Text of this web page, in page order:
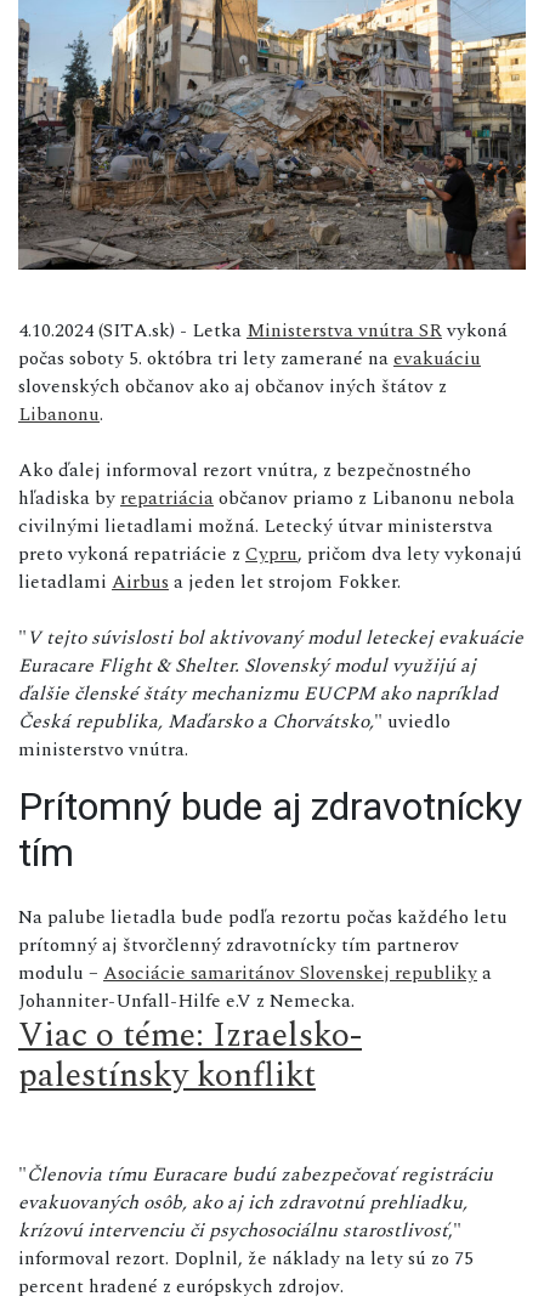
4.10.2024 (SITA.sk) - Letka Ministerstva vnútra SRvykoná
počas soboty 5. októbra tri lety zamerané naevakuáciu
slovenských občanov ako aj občanov iných štátov z
Libanonu.
Ako ďalej informoval rezort vnútra, z bezpečnostného
hľadiska by repatriáciaobčanov priamo z Libanonu nebola
civilnými lietadlami možná. Letecký útvar ministerstva
preto vykoná repatriácie z Cypru, pričom dva lety vykonajú
lietadlami Airbus a jeden let strojom Fokker.
"V tejto súvislosti bol aktivovaný modul leteckej evakuácie
Euracare Flight & Shelter. Slovenský modul využijú aj
ďalšie členské štáty mechanizmu EUCPM ako napríklad
Česká republika, Maďarsko a Chorvátsko," uviedlo
ministerstvo vnútra.
Prítomný bude aj zdravotnícky
tím
Na palube lietadla bude podľa rezortu počas každého letu
prítomný aj štvorčlenný zdravotnícky tím partnerov
modulu – Asociácie samaritánov Slovenskej republikya
Johanniter-Unfall-Hilfe e.V z Nemecka.
Viac o téme: Izraelsko-
palestínsky konflikt
"Členovia tímu Euracare budú zabezpečovať registráciu
evakuovaných osôb, ako aj ich zdravotnú prehliadku,
krízovú intervenciu či psychosociálnu starostlivosť,"
informoval rezort. Doplnil, že náklady na lety sú zo 75
percent hradené z európskych zdrojov.